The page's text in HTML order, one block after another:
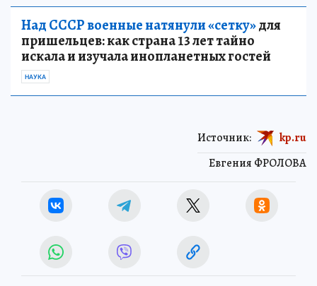
Над СССР военные натянули «сетку»для
пришельцев: как страна 13 лет тайно
искала и изучала инопланетных гостей
НАУКА
Евгения ФРОЛОВА
Источник: kp.ru